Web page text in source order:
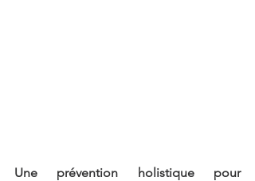
Une prévention holistique pour